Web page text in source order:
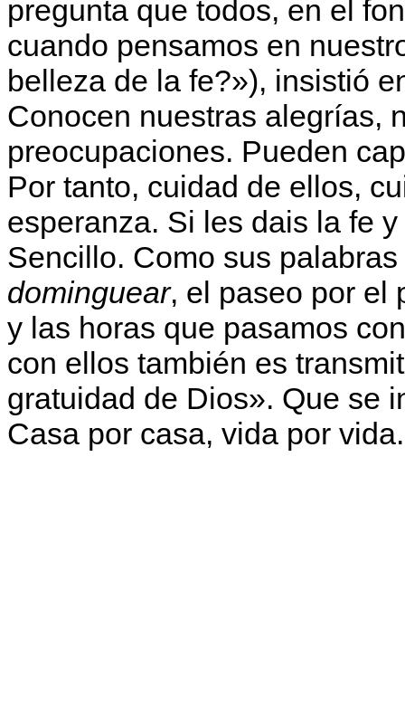
pregunta que todos, en el
cuando pensamos en
belleza de la fe?»), insistió
Conocen nuestras alegrías,
preocupaciones. Pueden
Por tanto, cuidad de ellos,
esperanza. Si les dais la fe
Sencillo. Como sus
dominguear, el paseo por el
y las horas que pasamos
con ellos también es
gratuidad de Dios». Que se
Casa por casa, vida por